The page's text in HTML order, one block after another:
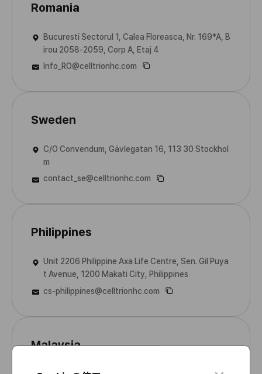
Romania
Bucuresti Sectorul 1, Calea Floreasca, Nr. 169*A, B
irou 2058-2059, Corp A, Etaj 4
Info_RO@celltrionhc.com
Sweden
C/O Convendum, Gävlegatan 16, 113 30 Stockhol
m
contact_se@celltrionhc.com
Philippines
Unit 2206 Philippine Axa Life Centre, Sen. Gil Puya
t Avenue, 1200 Makati City, Philippines
cs-philippines@celltrionhc.com
Malaysia